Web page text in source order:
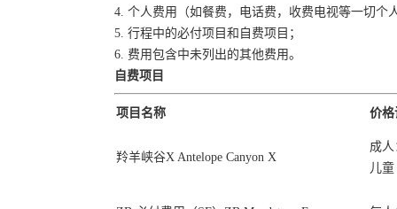
4. 个人费用（如餐费，电话费，收费电视等一切个
5. 行程中的必付项目和自费项目；
6. 费用包含中未列出的其他费用。
自费项目
项目名称 价格
羚羊峡谷X Antelope Canyon X
成人
儿